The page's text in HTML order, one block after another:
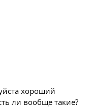
хороший
ли вообще такие?